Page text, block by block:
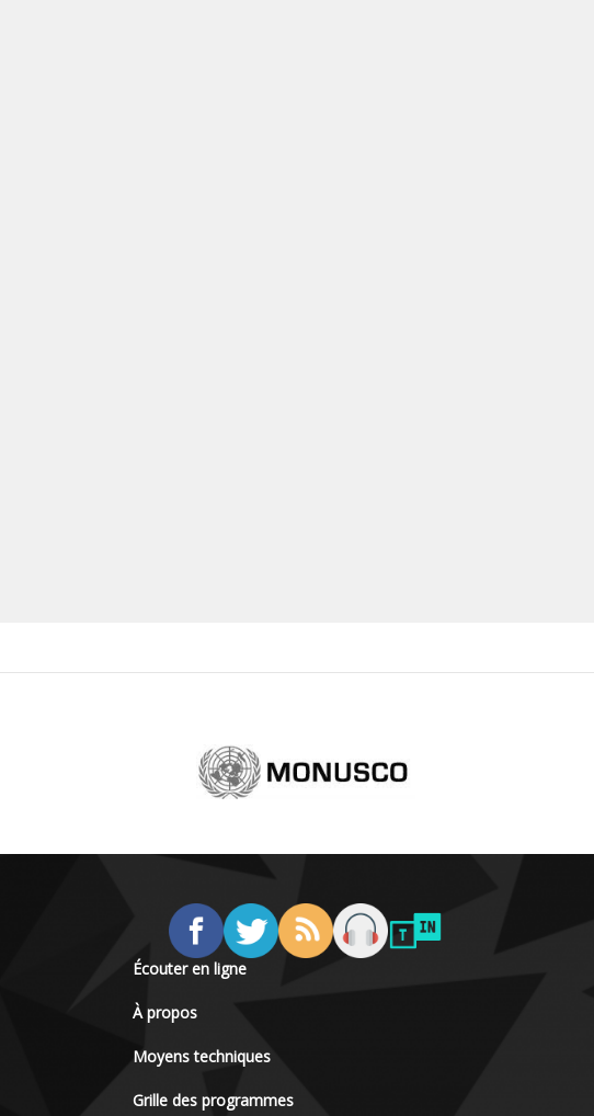
Écouter en ligne
À propos
Moyens techniques
Grille des programmes